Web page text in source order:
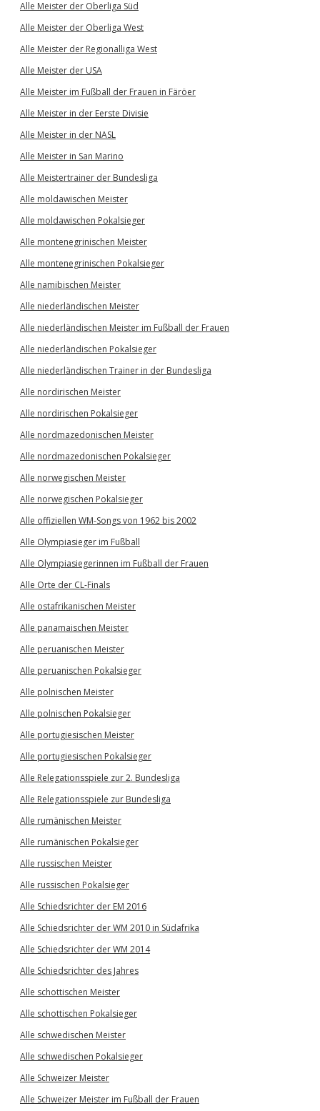
Alle Meister der Oberliga Süd
Alle Meister der Oberliga West
Alle Meister der Regionalliga West
Alle Meister der USA
Alle Meister im Fußball der Frauen in Färöer
Alle Meister in der Eerste Divisie
Alle Meister in der NASL
Alle Meister in San Marino
Alle Meistertrainer der Bundesliga
Alle moldawischen Meister
Alle moldawischen Pokalsieger
Alle montenegrinischen Meister
Alle montenegrinischen Pokalsieger
Alle namibischen Meister
Alle niederländischen Meister
Alle niederländischen Meister im Fußball der Frauen
Alle niederländischen Pokalsieger
Alle niederländischen Trainer in der Bundesliga
Alle nordirischen Meister
Alle nordirischen Pokalsieger
Alle nordmazedonischen Meister
Alle nordmazedonischen Pokalsieger
Alle norwegischen Meister
Alle norwegischen Pokalsieger
Alle offiziellen WM-Songs von 1962 bis 2002
Alle Olympiasieger im Fußball
Alle Olympiasiegerinnen im Fußball der Frauen
Alle Orte der CL-Finals
Alle ostafrikanischen Meister
Alle panamaischen Meister
Alle peruanischen Meister
Alle peruanischen Pokalsieger
Alle polnischen Meister
Alle polnischen Pokalsieger
Alle portugiesischen Meister
Alle portugiesischen Pokalsieger
Alle Relegationsspiele zur 2. Bundesliga
Alle Relegationsspiele zur Bundesliga
Alle rumänischen Meister
Alle rumänischen Pokalsieger
Alle russischen Meister
Alle russischen Pokalsieger
Alle Schiedsrichter der EM 2016
Alle Schiedsrichter der WM 2010 in Südafrika
Alle Schiedsrichter der WM 2014
Alle Schiedsrichter des Jahres
Alle schottischen Meister
Alle schottischen Pokalsieger
Alle schwedischen Meister
Alle schwedischen Pokalsieger
Alle Schweizer Meister
Alle Schweizer Meister im Fußball der Frauen